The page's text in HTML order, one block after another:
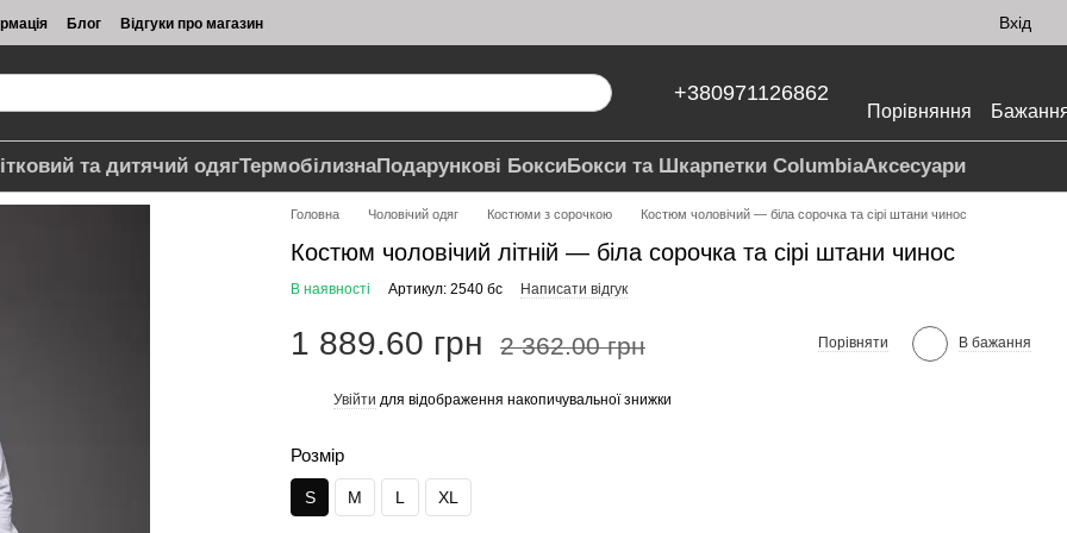
Блог Відгуки про магазин Вхід
+380971126862
Порівняння
та дитячий одягТермобілизнаПодарункові БоксиБокси та Шкарпетки ColumbiaАксесуари
Головна Чоловічий одяг Костюми з сорочкою Костюм чоловічий — біла сорочка та сірі штани чинос
Костюм чоловічий літній — біла сорочка та сірі штани чинос
В наявності Артикул: 2540 бс Написати відгук
1 889.60 грн 2 362.00 грн Порівняти В бажання
Увійти для відображення накопичувальної знижки
Розмір
S M L XL